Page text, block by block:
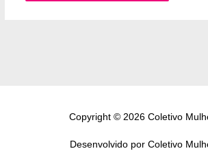
Copyright © 2026 Coletivo
Desenvolvido por Coletivo